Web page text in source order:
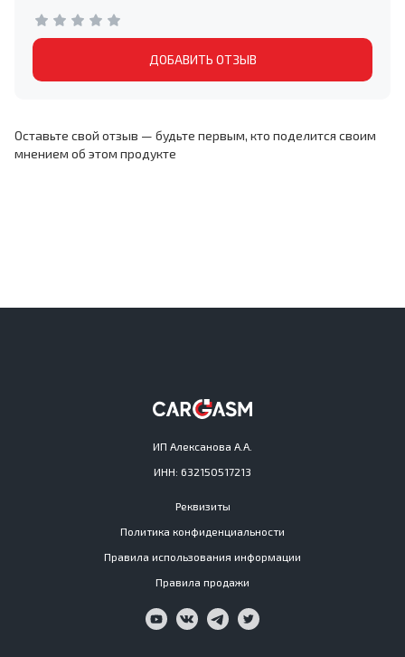
ДОБАВИТЬ ОТЗЫВ
Оставьте свой отзыв — будьте первым, кто поделится своим
мнением об этом продукте
ИП Алексанова А.А.
ИНН: 632150517213
Реквизиты
Политика конфиденциальности
Правила использования информации
Правила продажи